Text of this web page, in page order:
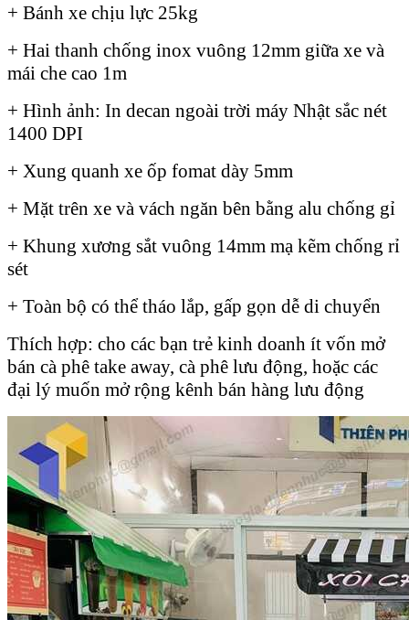
+ Bánh xe chịu lực 25kg
+ Hai thanh chống inox vuông 12mm giữa xe và
mái che cao 1m
+ Hình ảnh: In decan ngoài trời máy Nhật sắc nét
1400 DPI
+ Xung quanh xe ốp fomat dày 5mm
+ Mặt trên xe và vách ngăn bên bằng alu chống gỉ
+ Khung xương sắt vuông 14mm mạ kẽm chống rỉ
sét
+ Toàn bộ có thể tháo lắp, gấp gọn dễ di chuyển
Thích hợp: cho các bạn trẻ kinh doanh ít vốn mở
bán cà phê take away, cà phê lưu động, hoặc các
đại lý muốn mở rộng kênh bán hàng lưu động